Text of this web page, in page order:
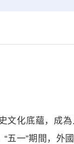
化底蘊，成為
五一”期間，外